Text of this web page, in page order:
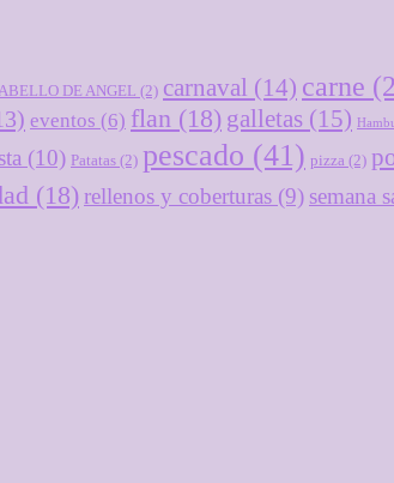
DE ANGEL (2) carnaval (14) carne
eventos (6) flan (18) galletas (15)
(10) Patatas (2) pescado (41) pizza (2)
(18)rellenos y coberturas (9) semana